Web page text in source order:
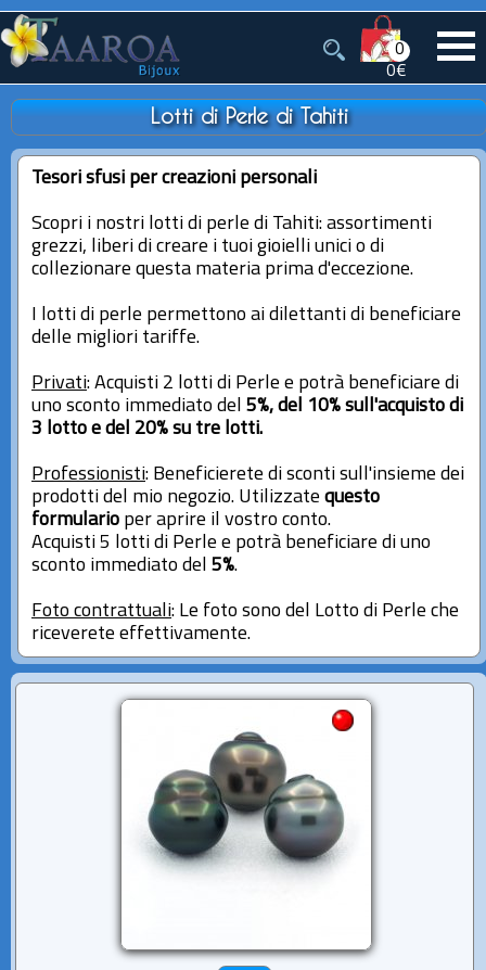
0
0€
Lotti di Perle di Tahiti
Tesori sfusi per creazioni personali
Scopri i nostri lotti di perle di Tahiti: assortimenti
grezzi, liberi di creare i tuoi gioielli unici o di
collezionare questa materia prima d'eccezione.
I lotti di perle permettono ai dilettanti di beneficiare
delle migliori tariffe.
Privati: Acquisti 2 lotti di Perle e potrà beneficiare di
uno sconto immediato del 5%, del 10% sull'acquisto di
3 lotto e del 20% su tre lotti.
Professionisti: Beneficierete di sconti sull'insieme dei
prodotti del mio negozio. Utilizzate questo
formulario per aprire il vostro conto.
Acquisti 5 lotti di Perle e potrà beneficiare di uno
sconto immediato del 5%.
Foto contrattuali: Le foto sono del Lotto di Perle che
riceverete effettivamente.